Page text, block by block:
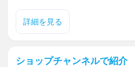
詳細を見る
ショップチャンネルで紹